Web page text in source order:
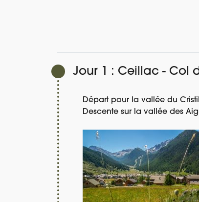
Jour 1 : Ceillac - Col
Départ pour la vallée du
Descente sur la vallée des